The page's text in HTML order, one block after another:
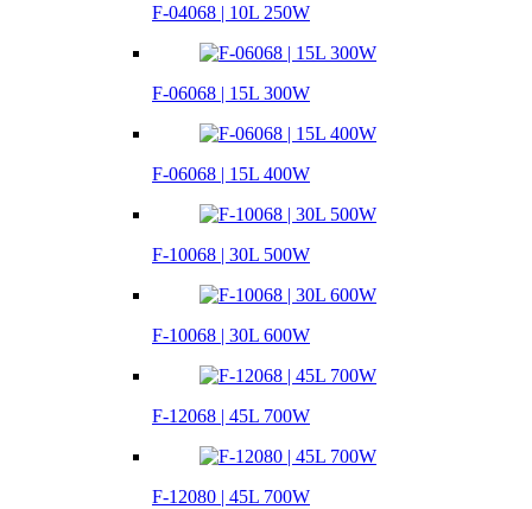
F-04068 | 10L 250W
F-06068 | 15L 300W
F-06068 | 15L 400W
F-10068 | 30L 500W
F-10068 | 30L 600W
F-12068 | 45L 700W
F-12080 | 45L 700W